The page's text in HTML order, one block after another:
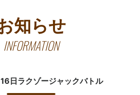
知らせ
INFORMATION
日ラクゾージャックバトル